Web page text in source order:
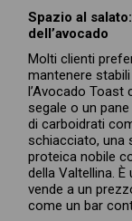
Spazio al
dell’avocado
Molti clienti
mantenere
l’Avocado Toast
segale o un
di carboidrati
schiacciato, una
proteica nobile
della Valtellina.
vende a un
come un bar